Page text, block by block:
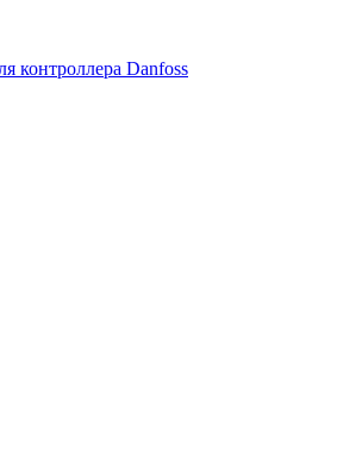
контроллера Danfoss